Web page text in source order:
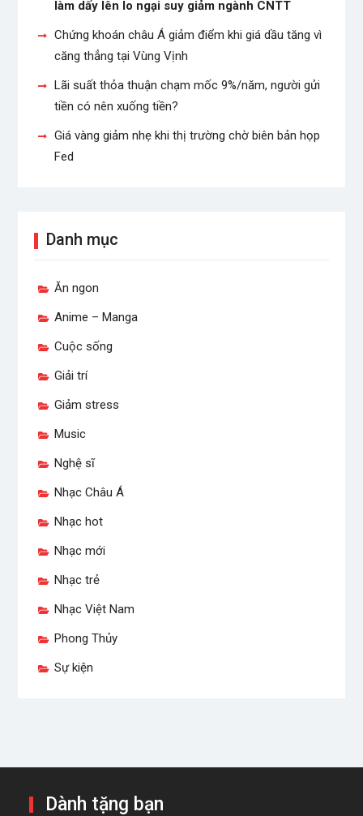
làm dấy lên lo ngại suy giảm ngành CNTT
Chứng khoán châu Á giảm điểm khi giá dầu tăng vì
căng thẳng tại Vùng Vịnh
Lãi suất thỏa thuận chạm mốc 9%/năm, người gửi
tiền có nên xuống tiền?
Giá vàng giảm nhẹ khi thị trường chờ biên bản họp
Fed
Danh mục
Ăn ngon
Anime – Manga
Cuộc sống
Giải trí
Giảm stress
Music
Nghệ sĩ
Nhạc Châu Á
Nhạc hot
Nhạc mới
Nhạc trẻ
Nhạc Việt Nam
Phong Thủy
Sự kiện
Dành tặng bạn